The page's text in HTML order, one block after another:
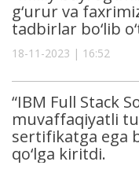
g‘urur va
tadbirlar bo‘lib
18-11-2023 | 16:52
“IBM Full Stack
muvaffaqiyatli
sertifikatga ega
qo‘lga kiritdi.